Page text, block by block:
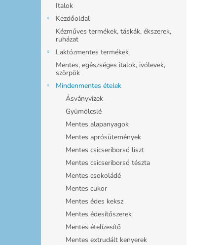
Italok
Kezdőoldal
Kézműves termékek, táskák, ékszerek,
ruházat
Laktózmentes termékek
Mentes, egészséges italok, ivólevek,
szörpök
Mindenmentes ételek
Ásványvizek
Gyümölcslé
Mentes alapanyagok
Mentes aprósütemények
Mentes csicseriborsó liszt
Mentes csicseriborsó tészta
Mentes csokoládé
Mentes cukor
Mentes édes keksz
Mentes édesítőszerek
Mentes ételízesítő
Mentes extrudált kenyerek